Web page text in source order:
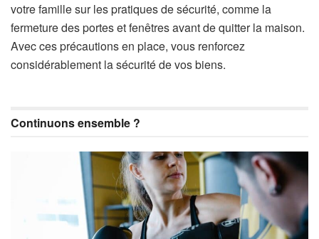
votre famille sur les pratiques de sécurité, comme la
fermeture des portes et fenêtres avant de quitter la maison.
Avec ces précautions en place, vous renforcez
considérablement la sécurité de vos biens.
Continuons ensemble ?